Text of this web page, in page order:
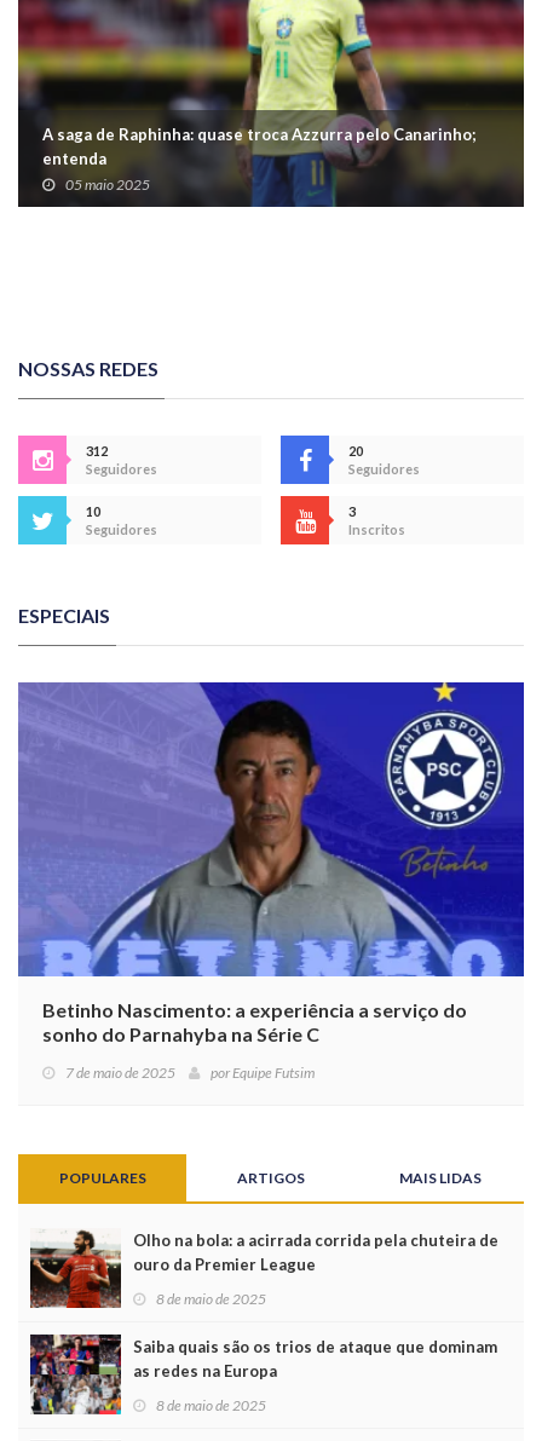
A saga de Raphinha: quase troca Azzurra pelo Canarinho;
entenda
05 maio 2025
NOSSAS REDES
312
Seguidores
20
Seguidores
10
Seguidores
3
Inscritos
ESPECIAIS
Betinho Nascimento: a experiência a serviço do
sonho do Parnahyba na Série C
7 de maio de 2025 porEquipe Futsim
POPULARES ARTIGOS MAIS LIDAS
Olho na bola: a acirrada corrida pela chuteira de
ouro da Premier League
8 de maio de 2025
Saiba quais são os trios de ataque que dominam
as redes na Europa
8 de maio de 2025